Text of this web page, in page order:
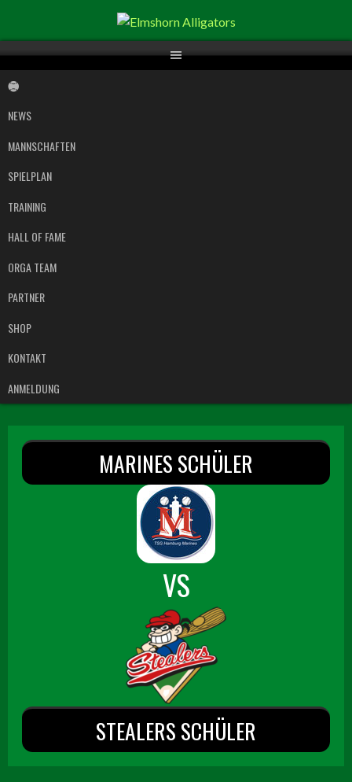
Inhalt
NEWS
MANNSCHAFTEN
SPIELPLAN
TRAINING
HALL OF FAME
ORGA TEAM
PARTNER
SHOP
KONTAKT
ANMELDUNG
MARINES SCHÜLER
VS
STEALERS SCHÜLER